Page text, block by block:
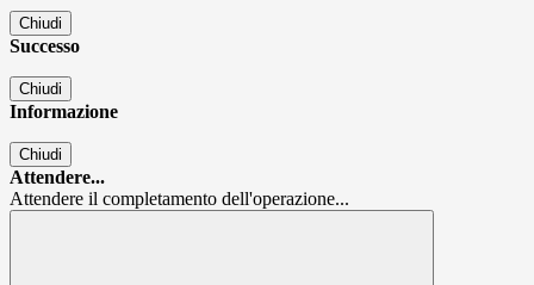
Chiudi
Successo
Chiudi
Informazione
Chiudi
Attendere...
Attendere il completamento dell'operazione...